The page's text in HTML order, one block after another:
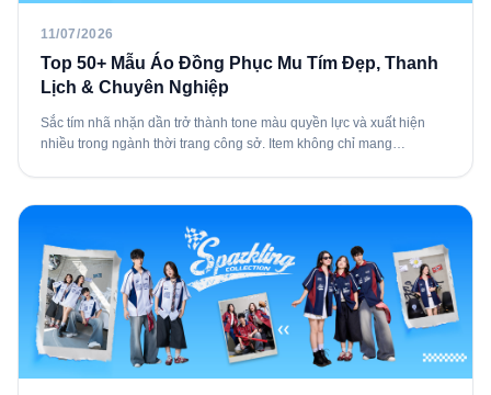
11/07/2026
Top 50+ Mẫu Áo Đồng Phục Mu Tím Đẹp, Thanh
Lịch & Chuyên Nghiệp
Sắc tím nhã nhặn dần trở thành tone màu quyền lực và xuất hiện
nhiều trong ngành thời trang công sở. Item không chỉ mang…